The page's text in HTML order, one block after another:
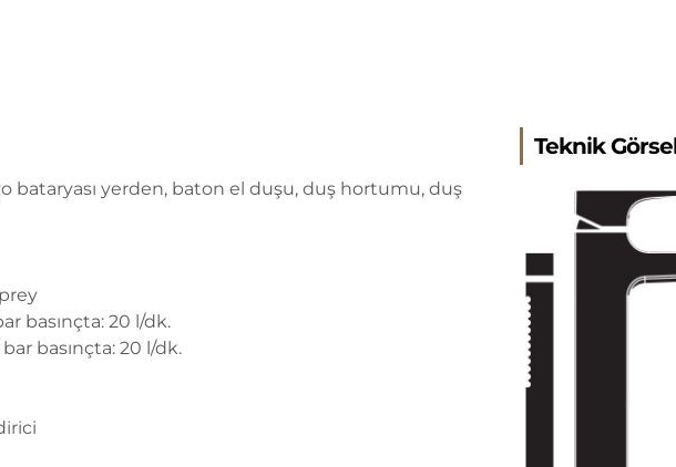
bataryası yerden, baton el duşu, duş hortumu, duş
basınçta: 20 l/dk.
basınçta: 20 l/dk.
Teknik